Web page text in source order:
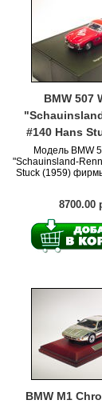
BMW 507
#140 Hans
Модель BMW
"Schauinsland-
Stuck (1959)
8700.00
BMW M1